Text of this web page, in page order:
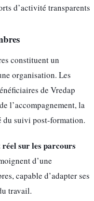
d’activité transparents
constituent un
organisation. Les
de Vredap
l’accompagnement, la
du suivi post-formation.
sur les parcours
d’une
capable d’adapter ses
travail.